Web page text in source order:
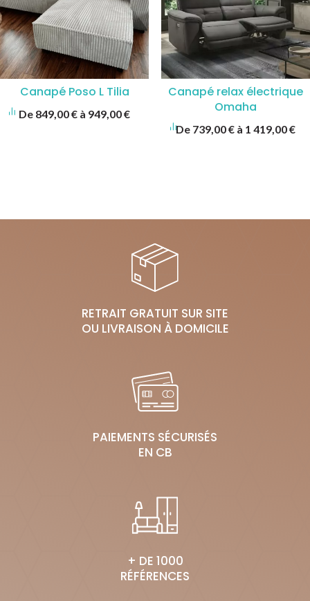
Canapé Poso L Tilia
De 849,00€ à 949,00€
Canapé relax électrique
Omaha
De 739,00€à 1 419,00€
RETRAIT GRATUIT SUR SITE
OU LIVRAISON À DOMICILE
PAIEMENTS SÉCURISÉS
EN CB
+ DE 1000
RÉFÉRENCES